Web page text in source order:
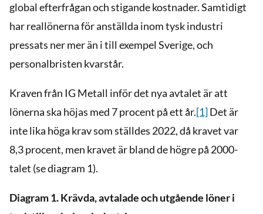
global efterfrågan och stigande kostnader. Samtidigt
har reallönerna för anställda inom tysk industri
pressats ner mer än i till exempel Sverige, och
personalbristen kvarstår.
Kraven från IG Metall inför det nya avtalet är att
lönerna ska höjas med 7 procent på ett år.[1]Det är
inte lika höga krav som ställdes 2022, då kravet var
8,3 procent, men kravet är bland de högre på 2000-
talet (se diagram 1).
Diagram 1. Krävda, avtalade och utgående löner i